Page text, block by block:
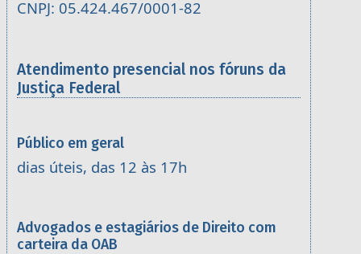
CNPJ: 05.424.467/0001-82
Atendimento presencial nos fóruns da
Justiça Federal
Público em geral
dias úteis, das 12 às 17h
Advogados e estagiários de Direito com
carteira da OAB